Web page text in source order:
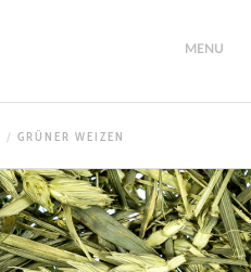
MENU
GRÜNER WEIZEN